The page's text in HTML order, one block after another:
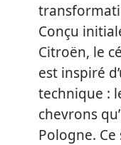
Conçu
Citroën, le
est inspiré
technique :
chevrons
Pologne.